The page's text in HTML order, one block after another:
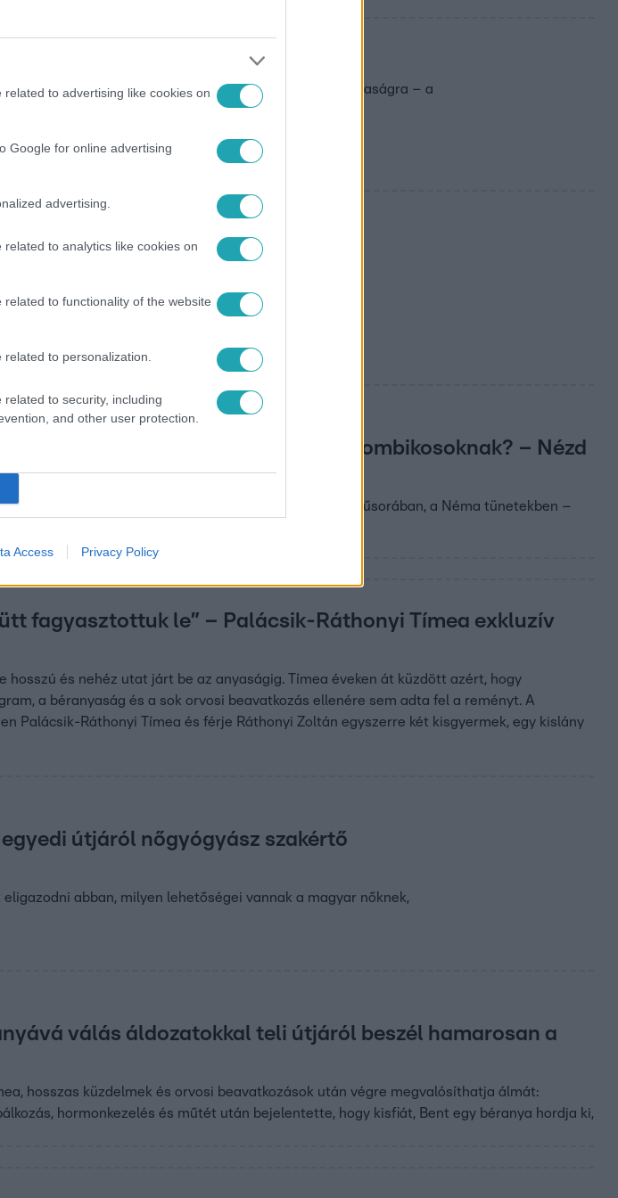
to advertising like cookies on
Google for online advertising
advertising.
to analytics like cookies on
to functionality of the website
to personalization.
to security, including
and other user protection.
Access Privacy Policy
Ilyenek lesznek a napjai anyaként
ismeri, Vajna Timi régóta és nagyon vágyott az anyaságra – a
szinte mindenki elrontja - te
Tímea is megküzd a nevével. Nézd meg,
Palácsik Tímea várandóssága a lombikosoknak? – Nézd
meddőségről és annak lelki hatásairól Pataki Zita új műsorában, a Néma tünetekben –
fagyasztottuk le” – Palácsik-Ráthonyi Tímea exkluzív
hosszú és nehéz utat járt be az anyaságig. Tímea éveken át küzdött azért, hogy
a béranyaság és a sok orvosi beavatkozás ellenére sem adta fel a reményt. A
Palácsik-Ráthonyi Tímea és férje Ráthonyi Zoltán egyszerre két kisgyermek, egy kislány
útjáról nőgyógyász szakértő
abban, milyen lehetőségei vannak a magyar nőknek,
válás áldozatokkal teli útjáról beszél hamarosan a
hosszas küzdelmek és orvosi beavatkozások után végre megvalósíthatja álmát:
hormonkezelés és műtét után bejelentette, hogy kisfiát, Bent egy béranya hordja ki,